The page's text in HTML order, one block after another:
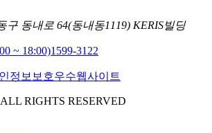
구 동내로 64(동내동1119) KERIS빌딩
~ 18:00)1599-3122
RIGHTS RESERVED